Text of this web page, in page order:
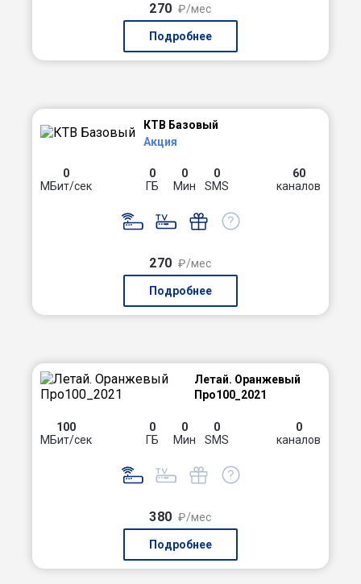
270 ₽/мес
Подробнее
КТВ Базовый
Акция
0
МБит/сек
0
ГБ
0
Мин
0
SMS
60
каналов
270 ₽/мес
Подробнее
Летай. Оранжевый
Про100_2021
100
МБит/сек
0
ГБ
0
Мин
0
SMS
0
каналов
380 ₽/мес
Подробнее